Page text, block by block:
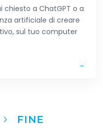
chiesto a ChatGPT o a
artificiale di creare
sul tuo computer
→
FINE